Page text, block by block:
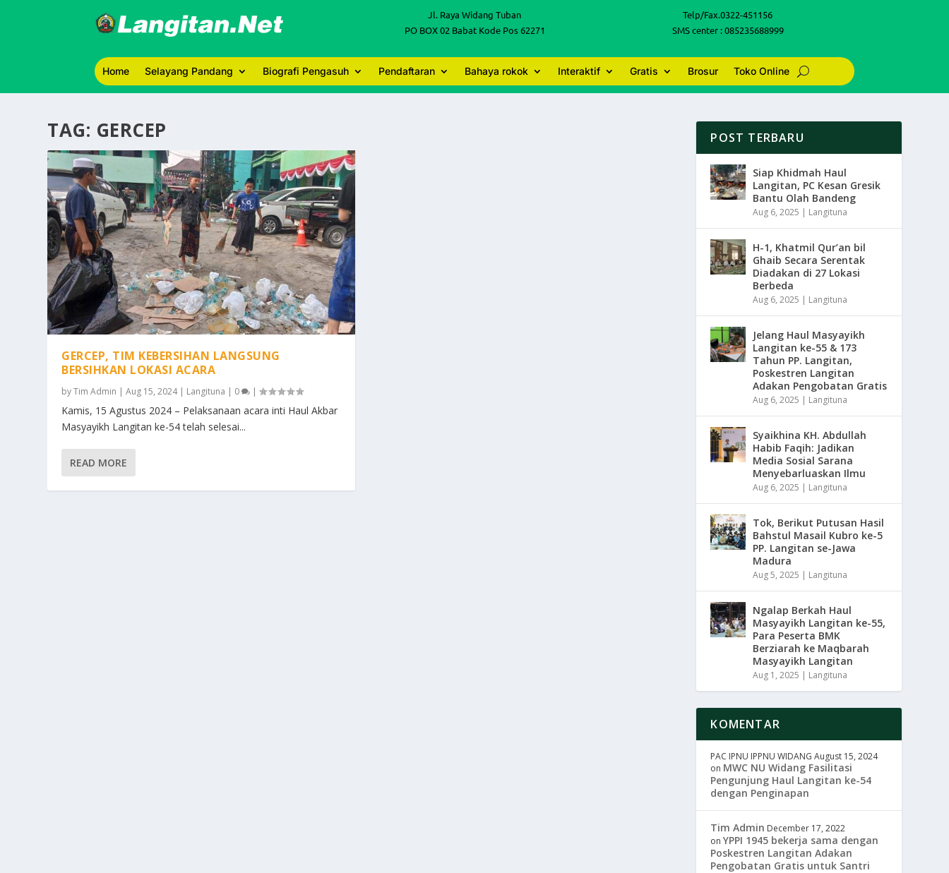
Jl. Raya Widang Tuban
PO BOX 02 Babat Kode Pos 62271
Telp/Fax.0322-451156
SMS center : 085235688999
Home Selayang Pandang Biografi Pengasuh Pendaftaran Bahaya rokok Interaktif Gratis Brosur Toko Online
TAG: GERCEP
GERCEP, TIM KEBERSIHAN LANGSUNG
BERSIHKAN LOKASI ACARA
byTim Admin |Aug 15, 2024| Langituna | 0 |
Kamis, 15 Agustus 2024 – Pelaksanaan acara inti Haul Akbar
Masyayikh Langitan ke-54 telah selesai...
READ MORE
POST TERBARU
Siap Khidmah Haul
Langitan, PC Kesan Gresik
Bantu Olah Bandeng
Aug 6, 2025 | Langituna
H-1, Khatmil Qur’an bil
Ghaib Secara Serentak
Diadakan di 27 Lokasi
Berbeda
Aug 6, 2025 | Langituna
Jelang Haul Masyayikh
Langitan ke-55 & 173
Tahun PP. Langitan,
Poskestren Langitan
Adakan Pengobatan Gratis
Aug 6, 2025 | Langituna
Syaikhina KH. Abdullah
Habib Faqih: Jadikan
Media Sosial Sarana
Menyebarluaskan Ilmu
Aug 6, 2025 | Langituna
Tok, Berikut Putusan Hasil
Bahstul Masail Kubro ke-5
PP. Langitan se-Jawa
Madura
Aug 5, 2025 | Langituna
Ngalap Berkah Haul
Masyayikh Langitan ke-55,
Para Peserta BMK
Berziarah ke Maqbarah
Masyayikh Langitan
Aug 1, 2025 | Langituna
KOMENTAR
PAC IPNU IPPNU WIDANG August 15, 2024
on MWC NU Widang Fasilitasi
Pengunjung Haul Langitan ke-54
dengan Penginapan
Tim Admin December 17, 2022
onYPPI 1945 bekerja sama dengan
Poskestren Langitan Adakan
Pengobatan Gratis untuk Santri